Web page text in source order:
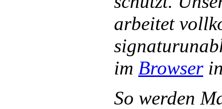
arbeitet
im Browser
So werden